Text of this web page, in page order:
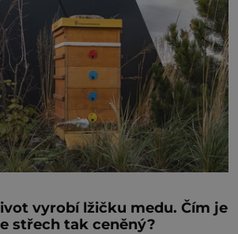
vyrobí lžičku medu. Čím je
střech tak ceněný?